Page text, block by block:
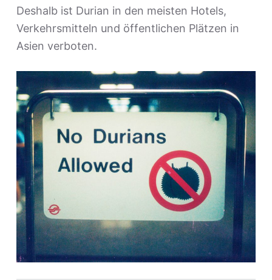
Deshalb ist Durian in den meisten Hotels,
Verkehrsmitteln und öffentlichen Plätzen in
Asien verboten.